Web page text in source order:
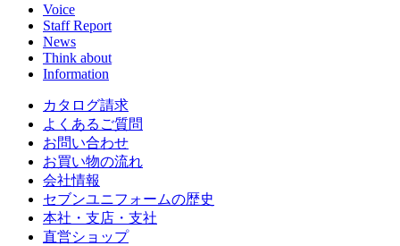
Voice
Staff Report
News
Think about
Information
カタログ請求
よくあるご質問
お問い合わせ
お買い物の流れ
会社情報
セブンユニフォームの歴史
本社・支店・支社
直営ショップ